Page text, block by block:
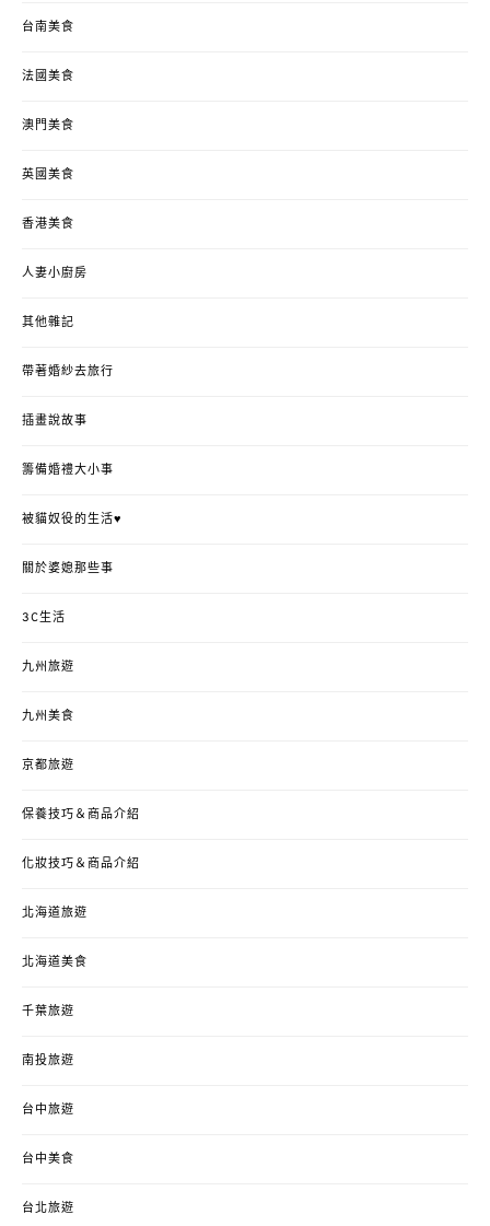
台南美食
法國美食
澳門美食
英國美食
香港美食
人妻小廚房
其他雜記
帶著婚紗去旅行
插畫說故事
籌備婚禮大小事
被貓奴役的生活♥
關於婆媳那些事
3C生活
九州旅遊
九州美食
京都旅遊
保養技巧＆商品介紹
化妝技巧＆商品介紹
北海道旅遊
北海道美食
千葉旅遊
南投旅遊
台中旅遊
台中美食
台北旅遊